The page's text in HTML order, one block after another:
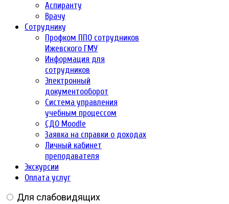
Аспиранту
Врачу
Сотруднику
Профком ППО сотрудников
Ижевского ГМУ
Информация для
сотрудников
Электронный
документооборот
Система управления
учебным процессом
СДО Moodle
Заявка на справки о доходах
Личный кабинет
преподавателя
Экскурсии
Оплата услуг
Для слабовидящих